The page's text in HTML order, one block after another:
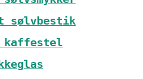
sølvbestik
kaffestel